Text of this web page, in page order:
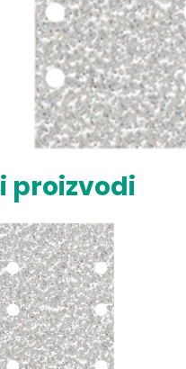
proizvodi